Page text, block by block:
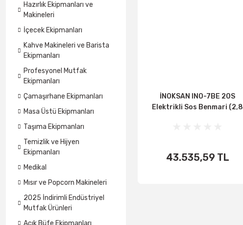
Hazırlık Ekipmanları ve
Makineleri
İçecek Ekipmanları
Kahve Makineleri ve Barista
Ekipmanları
Profesyonel Mutfak
Ekipmanları
Çamaşırhane Ekipmanları
Masa Üstü Ekipmanları
Taşıma Ekipmanları
Temizlik ve Hijyen
Ekipmanları
Medikal
Mısır ve Popcorn Makineleri
2025 İndirimli Endüstriyel
Mutfak Ürünleri
Açık Büfe Ekipmanları
İNOKSAN INO-7BE 20S
Elektrikli Sos Benmari (2,8
43.535,59 TL
SEPETE